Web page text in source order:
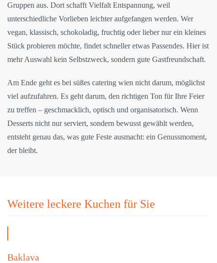
Gruppen aus. Dort schafft Vielfalt Entspannung, weil
unterschiedliche Vorlieben leichter aufgefangen werden. Wer
vegan, klassisch, schokoladig, fruchtig oder lieber nur ein kleines
Stück probieren möchte, findet schneller etwas Passendes. Hier ist
mehr Auswahl kein Selbstzweck, sondern gute Gastfreundschaft.
Am Ende geht es bei süßes catering wien nicht darum, möglichst
viel aufzufahren. Es geht darum, den richtigen Ton für Ihre Feier
zu treffen – geschmacklich, optisch und organisatorisch. Wenn
Desserts nicht nur serviert, sondern bewusst gewählt werden,
entsteht genau das, was gute Feste ausmacht: ein Genussmoment,
der bleibt.
Weitere leckere Kuchen für Sie
Baklava